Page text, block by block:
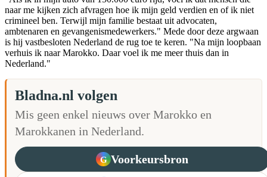
naar me kijken zich afvragen hoe ik mijn geld verdien en of ik niet
crimineel ben. Terwijl mijn familie bestaat uit advocaten,
ambtenaren en gevangenismedewerkers." Mede door deze argwaan
is hij vastbesloten Nederland de rug toe te keren. "Na mijn loopbaan
verhuis ik naar Marokko. Daar voel ik me meer thuis dan in
Nederland."
Bladna.nl volgen
Mis geen enkel nieuws over Marokko en
Marokkanen in Nederland.
G Voorkeursbron